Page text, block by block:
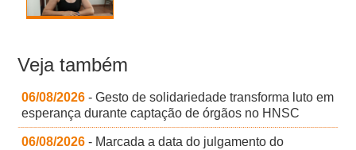
Veja também
06/08/2026 - Gesto de solidariedade transforma luto em
esperança durante captação de órgãos no HNSC
06/08/2026 - Marcada a data do julgamento do